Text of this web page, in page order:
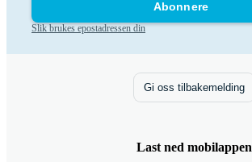
Abonnere
Slik brukes epostadressen din
Gi oss tilbakemelding
Last ned mobilappen